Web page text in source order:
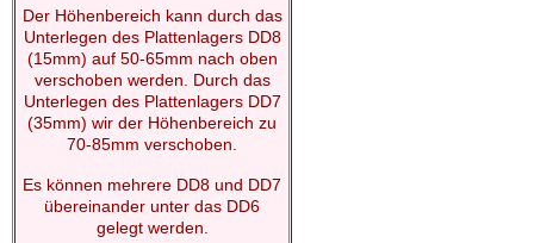
Der Höhenbereich kann durch das
Unterlegen des Plattenlagers DD8
(15mm) auf 50-65mm nach oben
verschoben werden. Durch das
Unterlegen des Plattenlagers DD7
(35mm) wir der Höhenbereich zu
70-85mm verschoben.
Es können mehrere DD8 und DD7
übereinander unter das DD6
gelegt werden.